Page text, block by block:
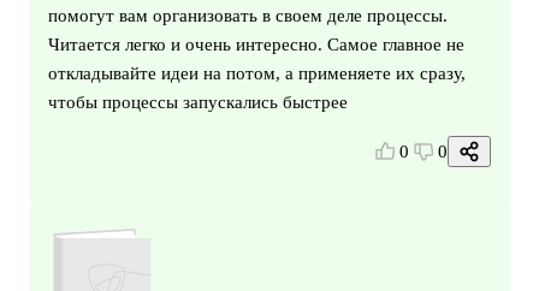
помогут вам организовать в своем деле процессы.
Читается легко и очень интересно. Самое главное не
откладывайте идеи на потом, а применяете их сразу,
чтобы процессы запускались быстрее
0 0